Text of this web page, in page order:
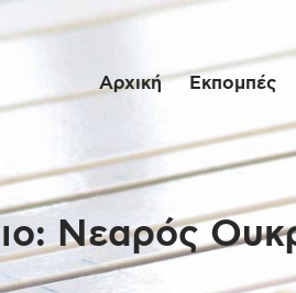
Αρχική Εκπομπές
Νεαρός